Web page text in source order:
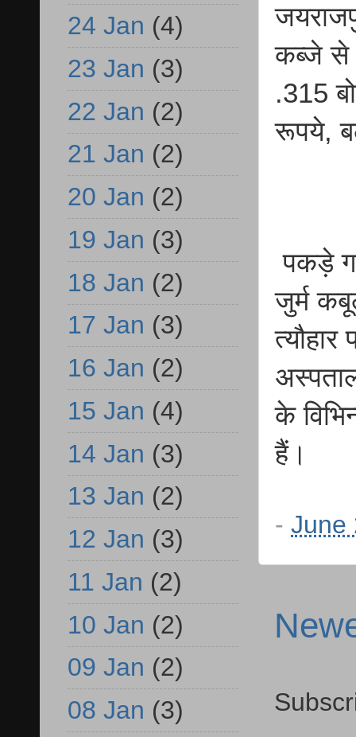
कब्जे से
.315
रूपये,
पकड़े
जुर्म
के
हैं।
- June
24 Jan (4)
23 Jan (3)
22 Jan (2)
21 Jan (2)
20 Jan (2)
19 Jan (3)
18 Jan (2)
17 Jan (3)
16 Jan (2)
15 Jan (4)
14 Jan (3)
13 Jan (2)
12 Jan (3)
11 Jan (2)
10 Jan (2)
09 Jan (2)
08 Jan (3)